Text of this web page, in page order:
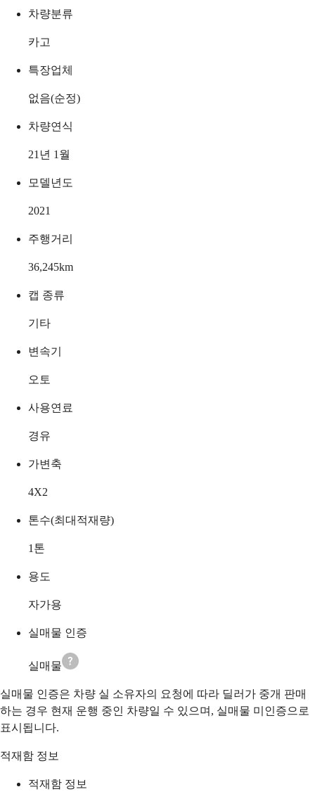
차량분류
카고
특장업체
없음(순정)
차량연식
21년 1월
모델년도
2021
주행거리
36,245km
캡 종류
기타
변속기
오토
사용연료
경유
가변축
4X2
톤수(최대적재량)
1 톤
용도
자가용
실매물 인증
실매물
실매물 인증은 차량 실 소유자의 요청에 따라 딜러가 중개 판매
하는 경우 현재 운행 중인 차량일 수 있으며, 실매물 미인증으로
표시됩니다.
적재함 정보
적재함 정보